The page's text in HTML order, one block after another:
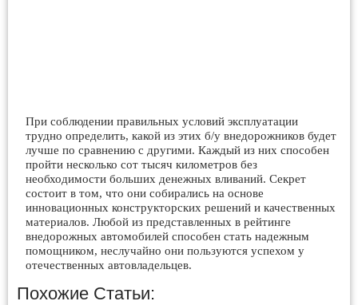
При соблюдении правильных условий эксплуатации
трудно определить, какой из этих б/у внедорожников будет
лучше по сравнению с другими. Каждый из них способен
пройти несколько сот тысяч километров без
необходимости больших денежных вливаний. Секрет
состоит в том, что они собирались на основе
инновационных конструкторских решений и качественных
материалов. Любой из представленных в рейтинге
внедорожных автомобилей способен стать надежным
помощником, неслучайно они пользуются успехом у
отечественных автовладельцев.
Похожие Статьи: